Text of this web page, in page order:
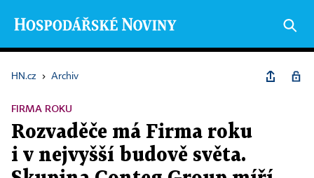
HN.cz › Archiv
FIRMA ROKU
Rozvaděče má Firma roku
i v nejvyšší budově světa.